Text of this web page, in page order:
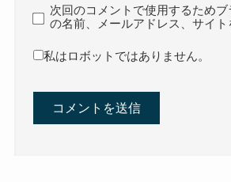
次回のコメントで使用するため
の名前、メールアドレス、サイト
私はロボットではありません。